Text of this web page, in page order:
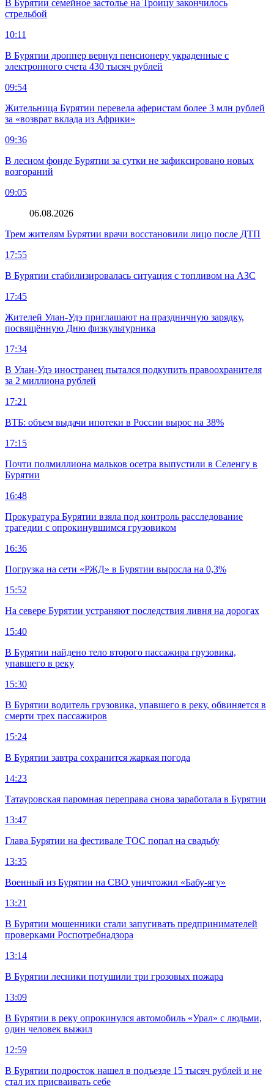
В Бурятии семейное застолье на Троицу закончилось
стрельбой
10:11
В Бурятии дроппер вернул пенсионеру украденные с
электронного счета 430 тысяч рублей
09:54
Жительница Бурятии перевела аферистам более 3 млн рублей
за «возврат вклада из Африки»
09:36
В лесном фонде Бурятии за сутки не зафиксировано новых
возгораний
09:05
06.08.2026
Трем жителям Бурятии врачи восстановили лицо после ДТП
17:55
В Бурятии стабилизировалась ситуация с топливом на АЗС
17:45
Жителей Улан-Удэ приглашают на праздничную зарядку,
посвящённую Дню физкультурника
17:34
В Улан-Удэ иностранец пытался подкупить правоохранителя
за 2 миллиона рублей
17:21
ВТБ: объем выдачи ипотеки в России вырос на 38%
17:15
Почти полмиллиона мальков осетра выпустили в Селенгу в
Бурятии
16:48
Прокуратура Бурятии взяла под контроль расследование
трагедии с опрокинувшимся грузовиком
16:36
Погрузка на сети «РЖД» в Бурятии выросла на 0,3%
15:52
На севере Бурятии устраняют последствия ливня на дорогах
15:40
В Бурятии найдено тело второго пассажира грузовика,
упавшего в реку
15:30
В Бурятии водитель грузовика, упавшего в реку, обвиняется в
смерти трех пассажиров
15:24
В Бурятии завтра сохранится жаркая погода
14:23
Татауровская паромная переправа снова заработала в Бурятии
13:47
Глава Бурятии на фестивале ТОС попал на свадьбу
13:35
Военный из Бурятии на СВО уничтожил «Бабу-ягу»
13:21
В Бурятии мошенники стали запугивать предпринимателей
проверками Роспотребнадзора
13:14
В Бурятии лесники потушили три грозовых пожара
13:09
В Бурятии в реку опрокинулся автомобиль «Урал» с людьми,
один человек выжил
12:59
В Бурятии подросток нашел в подъезде 15 тысяч рублей и не
стал их присваивать себе